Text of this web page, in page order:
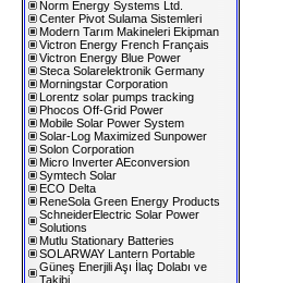
Norm Energy Systems Ltd.
Center Pivot Sulama Sistemleri
Modern Tarım Makineleri Ekipman
Victron Energy French Français
Victron Energy Blue Power
Steca Solarelektronik Germany
Morningstar Corporation
Lorentz solar pumps tracking
Phocos Off-Grid Power
Mobile Solar Power System
Solar-Log Maximized Sunpower
Solon Corporation
Micro Inverter AEconversion
Symtech Solar
ECO Delta
ReneSola Green Energy Products
SchneiderElectric Solar Power
Solutions
Mutlu Stationary Batteries
SOLARWAY Lantern Portable
Güneş Enerjili Aşı İlaç Dolabı ve
Takibi